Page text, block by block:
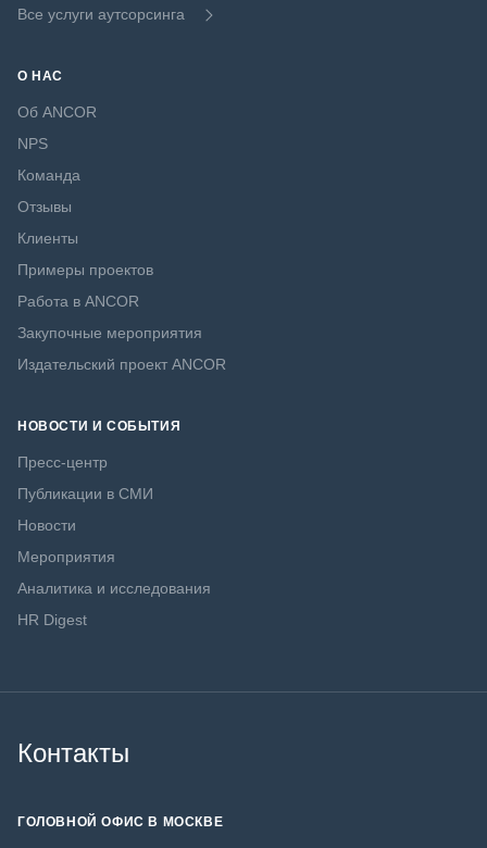
Все услуги аутсорсинга
О НАС
Об ANCOR
NPS
Команда
Отзывы
Клиенты
Примеры проектов
Работа в ANCOR
Закупочные мероприятия
Издательский проект ANCOR
НОВОСТИ И СОБЫТИЯ
Пресс-центр
Публикации в СМИ
Новости
Мероприятия
Аналитика и исследования
HR Digest
Контакты
ГОЛОВНОЙ ОФИС В МОСКВЕ